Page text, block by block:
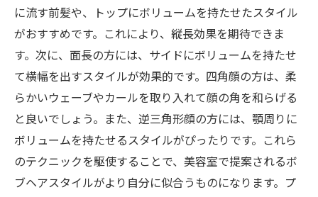
に流す前髪や、トップにボリュームを持たせたスタイル
がおすすめです。これにより、縦長効果を期待できま
す。次に、面長の方には、サイドにボリュームを持たせ
て横幅を出すスタイルが効果的です。四角顔の方は、柔
らかいウェーブやカールを取り入れて顔の角を和らげる
と良いでしょう。また、逆三角形顔の方には、顎周りに
ボリュームを持たせるスタイルがぴったりです。これら
のテクニックを駆使することで、美容室で提案されるボ
ブヘアスタイルがより自分に似合うものになります。プ